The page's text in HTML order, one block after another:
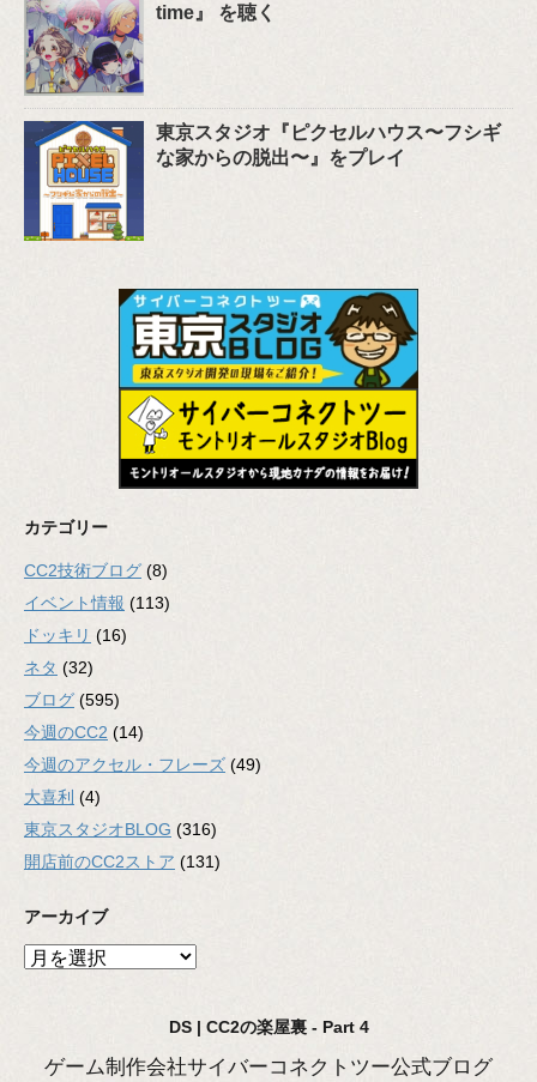
time』 を聴く
東京スタジオ『ピクセルハウス〜フシギ
な家からの脱出〜』をプレイ
カテゴリー
CC2技術ブログ (8)
イベント情報 (113)
ドッキリ (16)
ネタ (32)
ブログ (595)
今週のCC2 (14)
今週のアクセル・フレーズ (49)
大喜利 (4)
東京スタジオBLOG (316)
開店前のCC2ストア (131)
アーカイブ
ア
DS | CC2の楽屋裏 - Part 4
ゲーム制作会社サイバーコネクトツー公式ブログ